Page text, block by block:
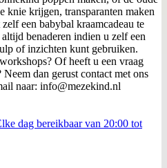
knie krijgen, transparanten maken
een babybal kraamcadeau te
benaderen indien u zelf een
of inzichten kunt gebruiken.
Of heeft u een vraag
dan gerust contact met ons
naar: info@mezekind.nl
dag bereikbaar van 20:00 tot